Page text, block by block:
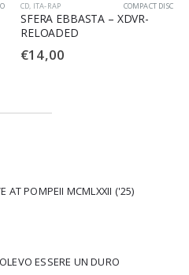
COMPACT DISC
CD, ITA-RAP
SFERA EBBASTA – XDVR-
RELOADED
€14,00
AT POMPEII MCMLXXII ('25)
ESSERE UN DURO